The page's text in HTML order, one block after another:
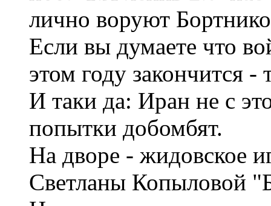
лично воруют
Если вы думаете что
этом году закончится -
И таки да: Иран не с
попытки добомбят.
На дворе - жидовское
Светланы Копыловой